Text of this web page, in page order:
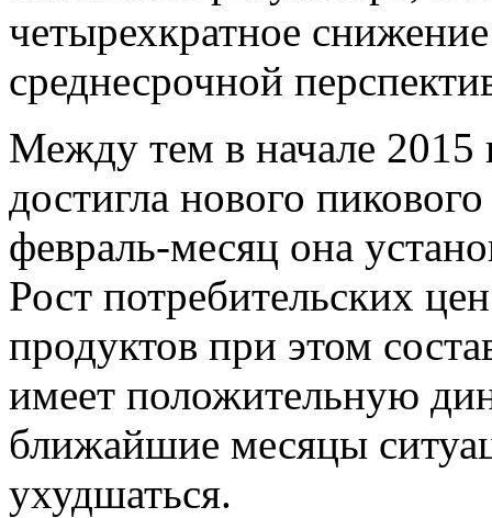
четырехкратное
среднесрочной
Между тем в начале 2015
достигла нового
февраль-месяц она
Рост потребительских
продуктов при этом
имеет положительную
ближайшие месяцы
ухудшаться.